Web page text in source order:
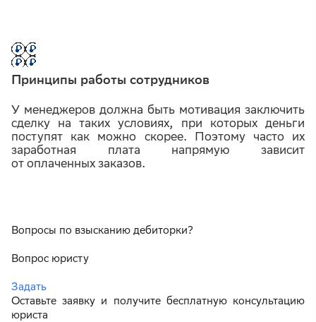
Принципы работы сотрудников
У менеджеров должна быть мотивация заключить
сделку на таких условиях, при которых деньги
поступят как можно скорее. Поэтому часто их
заработная плата напрямую зависит
от оплаченных заказов.
Вопросы по взысканию дебиторки?
Вопрос юристу
Задать
Оставьте заявку и получите бесплатную консультацию
юриста